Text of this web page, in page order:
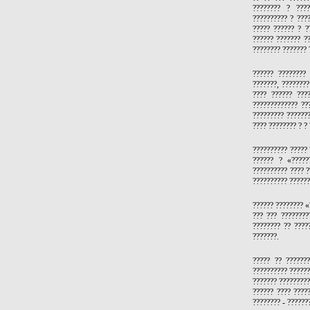
???????? ?
?????????? ?
????? ?????? ?
?????? ???????
???????? ???????
??????
???????,
???? ??????
?????????????
?????????
???? ???????? ? ?
??????????
?????? ?
?????????? ????
??????????
?????? ????????
??? ???
???????? ??
???????.
????? ??
??????????
???????
?????? ????
???????? -